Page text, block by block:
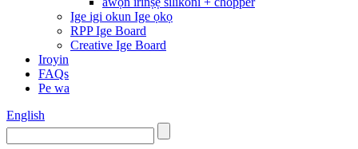
Ige igi okun Ige ọkọ
RPP Ige Board
Creative Ige Board
Iroyin
FAQs
Pe wa
English